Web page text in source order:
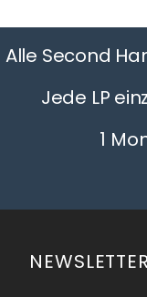
Alle Second
Jede LP
1
NEWSLETTER